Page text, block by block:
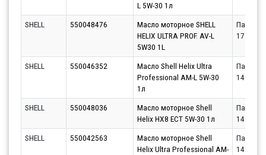
L 5W-30 1л
SHELL 550048476
Масло моторное SHELL
HELIX ULTRA PROF. AV-L
5W30 1L
Партнёр
SHELL 550046352
Масло Shell Helix Ultra
Professional AM-L 5W-30
1л
Партнёр
SHELL 550048036
Масло моторное Shell
Helix HX8 ECT 5W-30 1л
Партнёр
SHELL
550042563
Масло моторное Shell
Helix Ultra Professional AM-
Партнёр